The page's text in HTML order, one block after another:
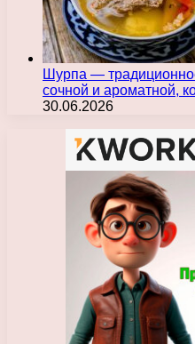
Шурпа —
сочной и ароматной,
30.06.2026